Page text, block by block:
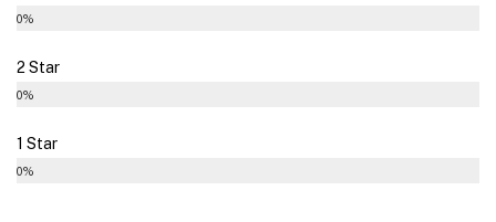
0%
2 Star
0%
1 Star
0%